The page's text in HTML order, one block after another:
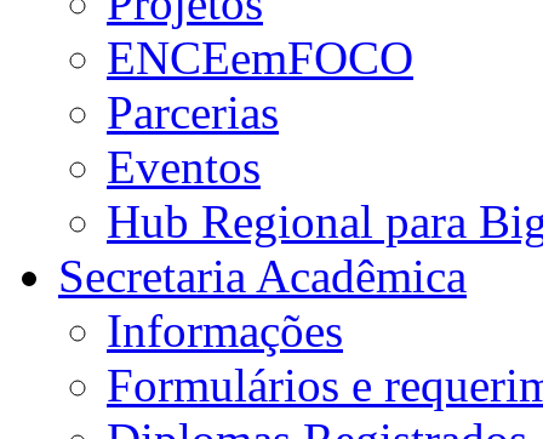
ENCEemFOCO
Parcerias
Eventos
Hub Regional para
Secretaria Acadêmica
Informações
Formulários e